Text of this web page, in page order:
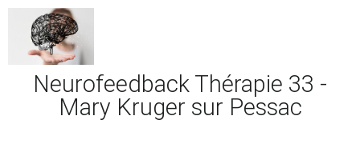
Neurofeedback Thérapie 33 -
Mary Kruger sur Pessac